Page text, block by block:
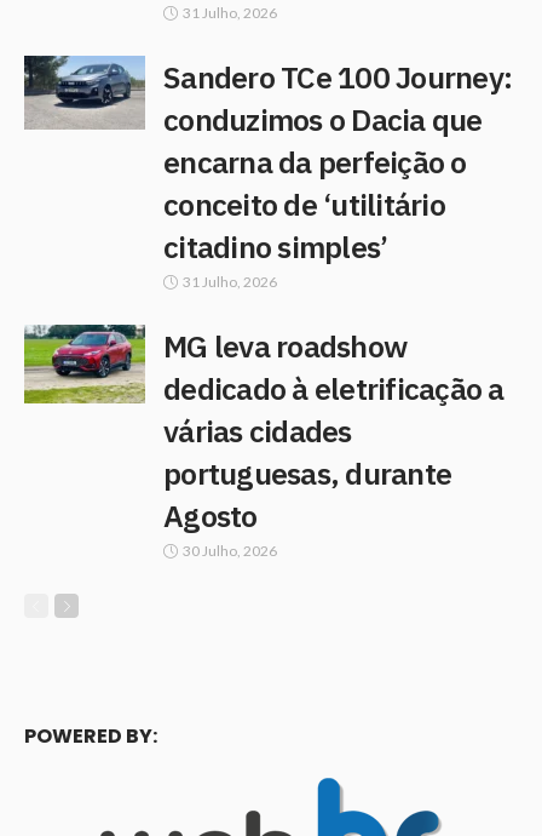
31 Julho, 2026
Sandero TCe 100 Journey:
conduzimos o Dacia que
encarna da perfeição o
conceito de ‘utilitário
citadino simples’
31 Julho, 2026
MG leva roadshow
dedicado à eletrificação a
várias cidades
portuguesas, durante
Agosto
30 Julho, 2026
POWERED BY: